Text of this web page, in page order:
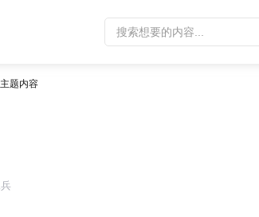
主题内容